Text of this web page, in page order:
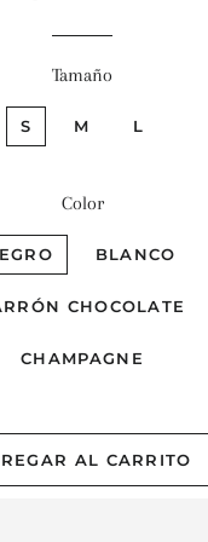
Tamaño
S M L
Color
BLANCO
CHOCOLATE
CHAMPAGNE
AL CARRITO